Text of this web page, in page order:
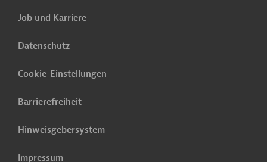
Job und Karriere
Datenschutz
Cookie-Einstellungen
Barrierefreiheit
Hinweisgebersystem
Impressum